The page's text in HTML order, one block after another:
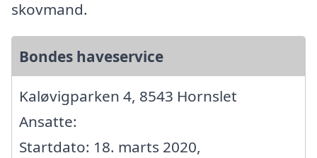
skovmand.
Bondes haveservice
Kaløvigparken 4, 8543 Hornslet
Ansatte:
Startdato: 18. marts 2020,